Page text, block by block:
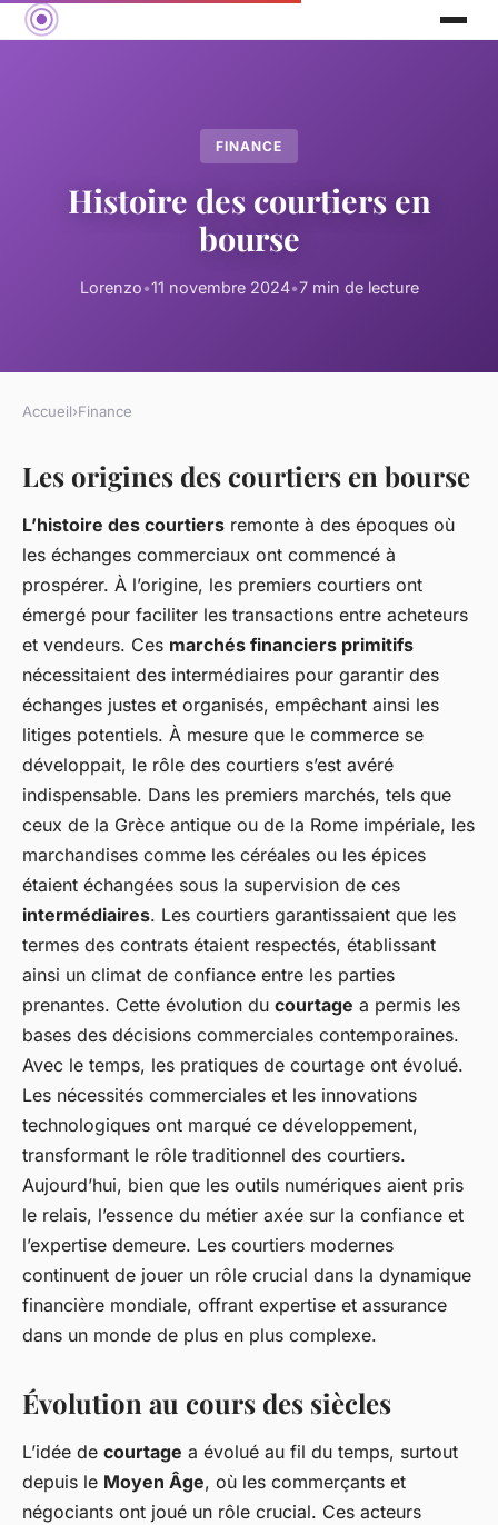
FINANCE
Histoire des courtiers en
bourse
Lorenzo•11 novembre 2024•7 min de lecture
Accueil›Finance
Les origines des courtiers en bourse
L’histoire des courtiers remonte à des époques où
les échanges commerciaux ont commencé à
prospérer. À l’origine, les premiers courtiers ont
émergé pour faciliter les transactions entre acheteurs
et vendeurs. Ces marchés financiers primitifs
nécessitaient des intermédiaires pour garantir des
échanges justes et organisés, empêchant ainsi les
litiges potentiels. À mesure que le commerce se
développait, le rôle des courtiers s’est avéré
indispensable. Dans les premiers marchés, tels que
ceux de la Grèce antique ou de la Rome impériale, les
marchandises comme les céréales ou les épices
étaient échangées sous la supervision de ces
intermédiaires. Les courtiers garantissaient que les
termes des contrats étaient respectés, établissant
ainsi un climat de confiance entre les parties
prenantes. Cette évolution du courtage a permis les
bases des décisions commerciales contemporaines.
Avec le temps, les pratiques de courtage ont évolué.
Les nécessités commerciales et les innovations
technologiques ont marqué ce développement,
transformant le rôle traditionnel des courtiers.
Aujourd’hui, bien que les outils numériques aient pris
le relais, l’essence du métier axée sur la confiance et
l’expertise demeure. Les courtiers modernes
continuent de jouer un rôle crucial dans la dynamique
financière mondiale, offrant expertise et assurance
dans un monde de plus en plus complexe.
Évolution au cours des siècles
L’idée de courtage a évolué au fil du temps, surtout
depuis le Moyen Âge, où les commerçants et
négociants ont joué un rôle crucial. Ces acteurs